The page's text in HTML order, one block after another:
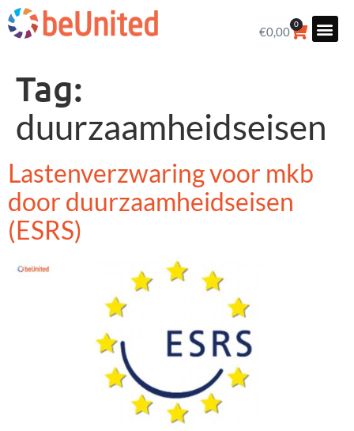
€0,00
0
Tag:
duurzaamheidseisen
Lastenverzwaring voor mkb
door duurzaamheidseisen
(ESRS)